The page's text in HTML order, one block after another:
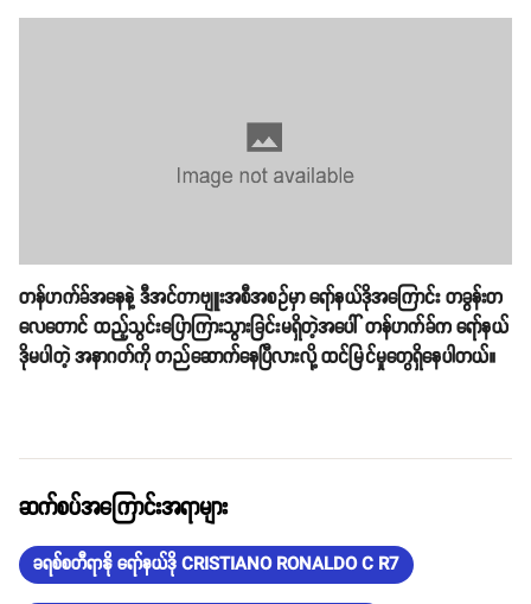
တန်ဟက်ခ်အနေနဲ့ ဒီအင်တာဗျူးအစီအစဥ်မှာ ရော်နယ်ဒိုအကြောင်း တခွန်းတ
လေတောင် ထည့်သွင်းပြောကြားသွားခြင်းမရှိတဲ့အပေါ် တန်ဟက်ခ်က ရော်နယ်
ဒိုမပါတဲ့ အနာဂတ်ကို တည်ဆောက်နေပြီလားလို့ ထင်မြင်မှုတွေရှိနေပါတယ်။
ဆက်စပ်အကြောင်းအရာများ
ခရစ်စတီရာနို ရော်နယ်ဒို CRISTIANO RONALDO C R7